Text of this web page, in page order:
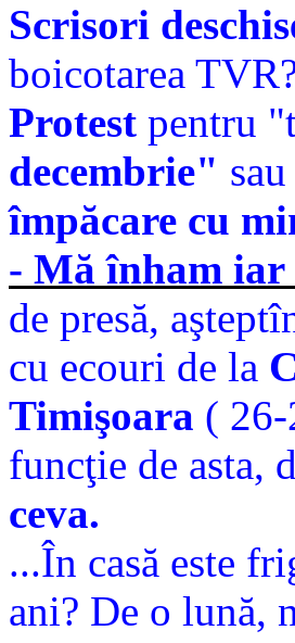
Scrisori
boicotarea
Protest pentru
decembrie"
împăcare cu
- Mă înham
de presă,
cu ecouri de la
Timişoara (
funcţie de asta,
ceva.
...În casă este
ani? De o lună,